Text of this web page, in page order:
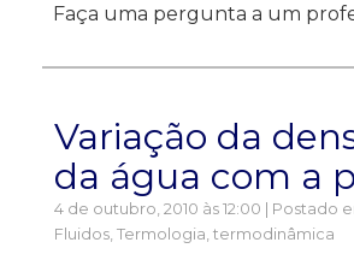
Faça uma pergunta a um
Variação da
da água com a
4 de outubro, 2010 às 12:00 | Postado
Fluidos Termologia, termodinâmica